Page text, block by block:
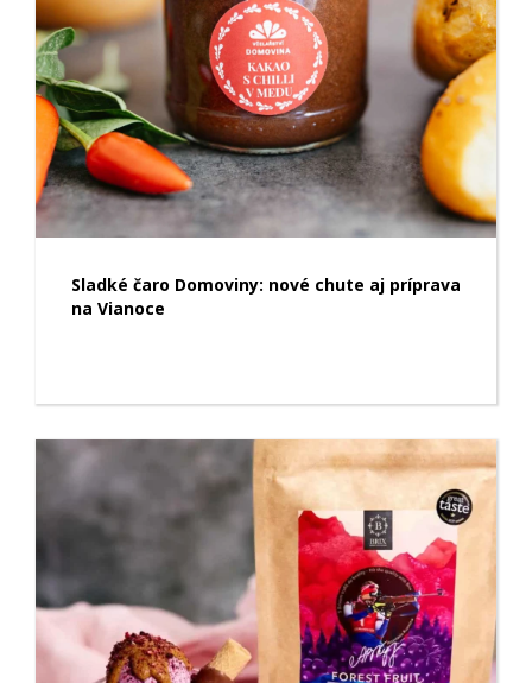
Sladké čaro Domoviny: nové chute aj príprava
na Vianoce